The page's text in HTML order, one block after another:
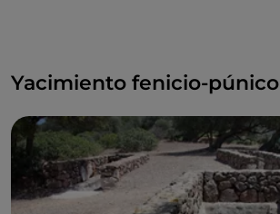
Yacimiento fenicio-púnico